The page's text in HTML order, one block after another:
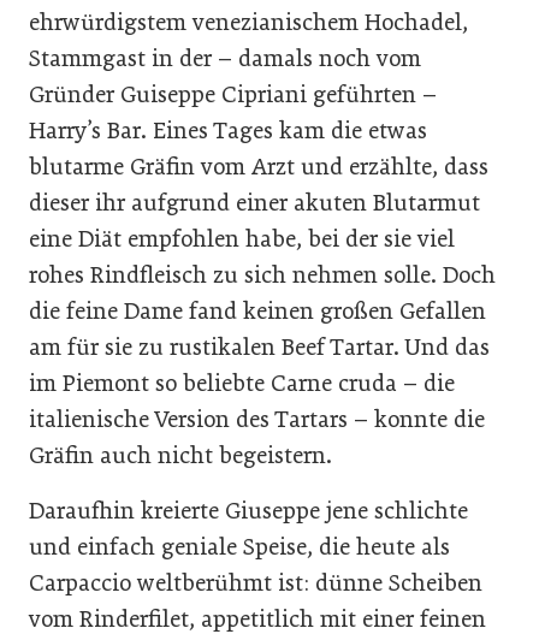
ehrwürdigstem venezianischem Hochadel,
Stammgast in der – damals noch vom
Gründer Guiseppe Cipriani geführten –
Harry’s Bar. Eines Tages kam die etwas
blutarme Gräfin vom Arzt und erzählte, dass
dieser ihr aufgrund einer akuten Blutarmut
eine Diät empfohlen habe, bei der sie viel
rohes Rindfleisch zu sich nehmen solle. Doch
die feine Dame fand keinen großen Gefallen
am für sie zu rustikalen Beef Tartar. Und das
im Piemont so beliebte Carne cruda – die
italienische Version des Tartars – konnte die
Gräfin auch nicht begeistern.
Daraufhin kreierte Giuseppe jene schlichte
und einfach geniale Speise, die heute als
Carpaccio weltberühmt ist: dünne Scheiben
vom Rinderfilet, appetitlich mit einer feinen